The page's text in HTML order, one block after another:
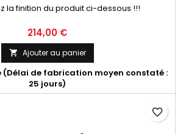
la finition du produit ci-dessous !!!
Prix
214,00 €
 Ajouter au panier
(Délai de fabrication moyen constaté :
25 jours)
favorite_border